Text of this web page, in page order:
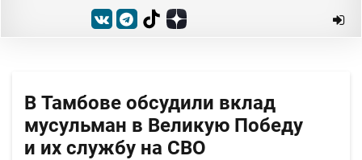
В Тамбове обсудили вклад
мусульман в Великую Победу
и их службу на СВО